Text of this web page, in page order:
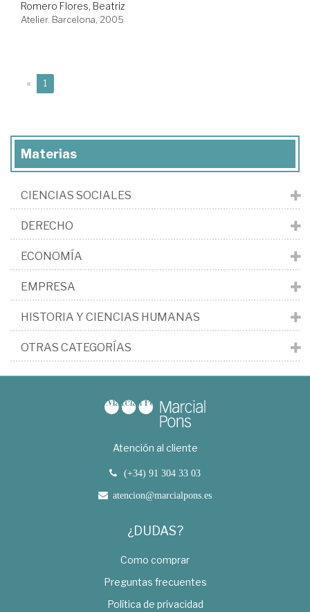
Romero Flores, Beatriz
Atelier. Barcelona, 2005
« 1
Materias
CIENCIAS SOCIALES
DERECHO
ECONOMÍA
EMPRESA
HISTORIA Y CIENCIAS HUMANAS
OTRAS CATEGORÍAS
Atención al cliente
(+34) 91 304 33 03
atencion@marcialpons.es
¿DUDAS?
Como comprar
Preguntas frecuentes
Política de privacidad